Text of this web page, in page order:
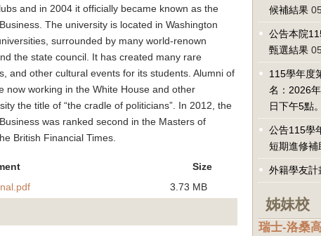
and in 2004 it officially became known as the
The university is located in Washington
surrounded by many world-renown
the state council. It has created many rare
and other cultural events for its students. Alumni of
now working in the White House and other
the title of “the cradle of politicians”. In 2012, the
was ranked second in the Masters of
British Financial Times.
Size
3.73 MB
候補結果
公告本院
甄選結果
115學年度
名：2026
日下午5點。
公告115學
短期進修補
外籍學友計
姊妹校
瑞士-洛桑